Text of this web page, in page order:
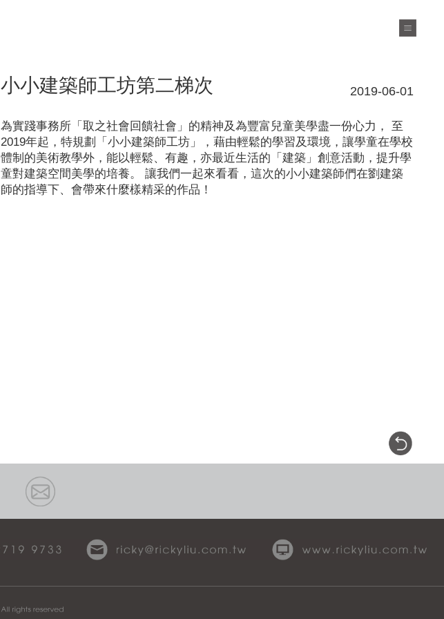
小小建築師工坊第二梯次 2019-06-01
為實踐事務所「取之社會回饋社會」的精神及為豐富兒童美學盡一份心力， 至
2019年起，特規劃「小小建築師工坊」，藉由輕鬆的學習及環境，讓學童在學校
體制的美術教學外，能以輕鬆、有趣，亦最近生活的「建築」創意活動，提升學
童對建築空間美學的培養。 讓我們一起來看看，這次的小小建築師們在劉建築
師的指導下、會帶來什麼樣精采的作品！